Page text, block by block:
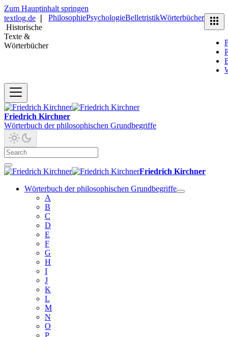
Zum Hauptinhalt springen
textlog.de
Historische
Texte &
Wörterbücher
PhilosophiePsychologieBelletristikWörterbücher
Friedrich Kirchner
Wörterbuch der philosophischen Grundbegriffe
Friedrich Kirchner
Wörterbuch der philosophischen Grundbegriffe
A
B
C
D
E
F
G
H
I
J
K
L
M
N
O
P